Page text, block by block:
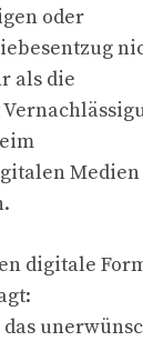
oder
als die
digitale